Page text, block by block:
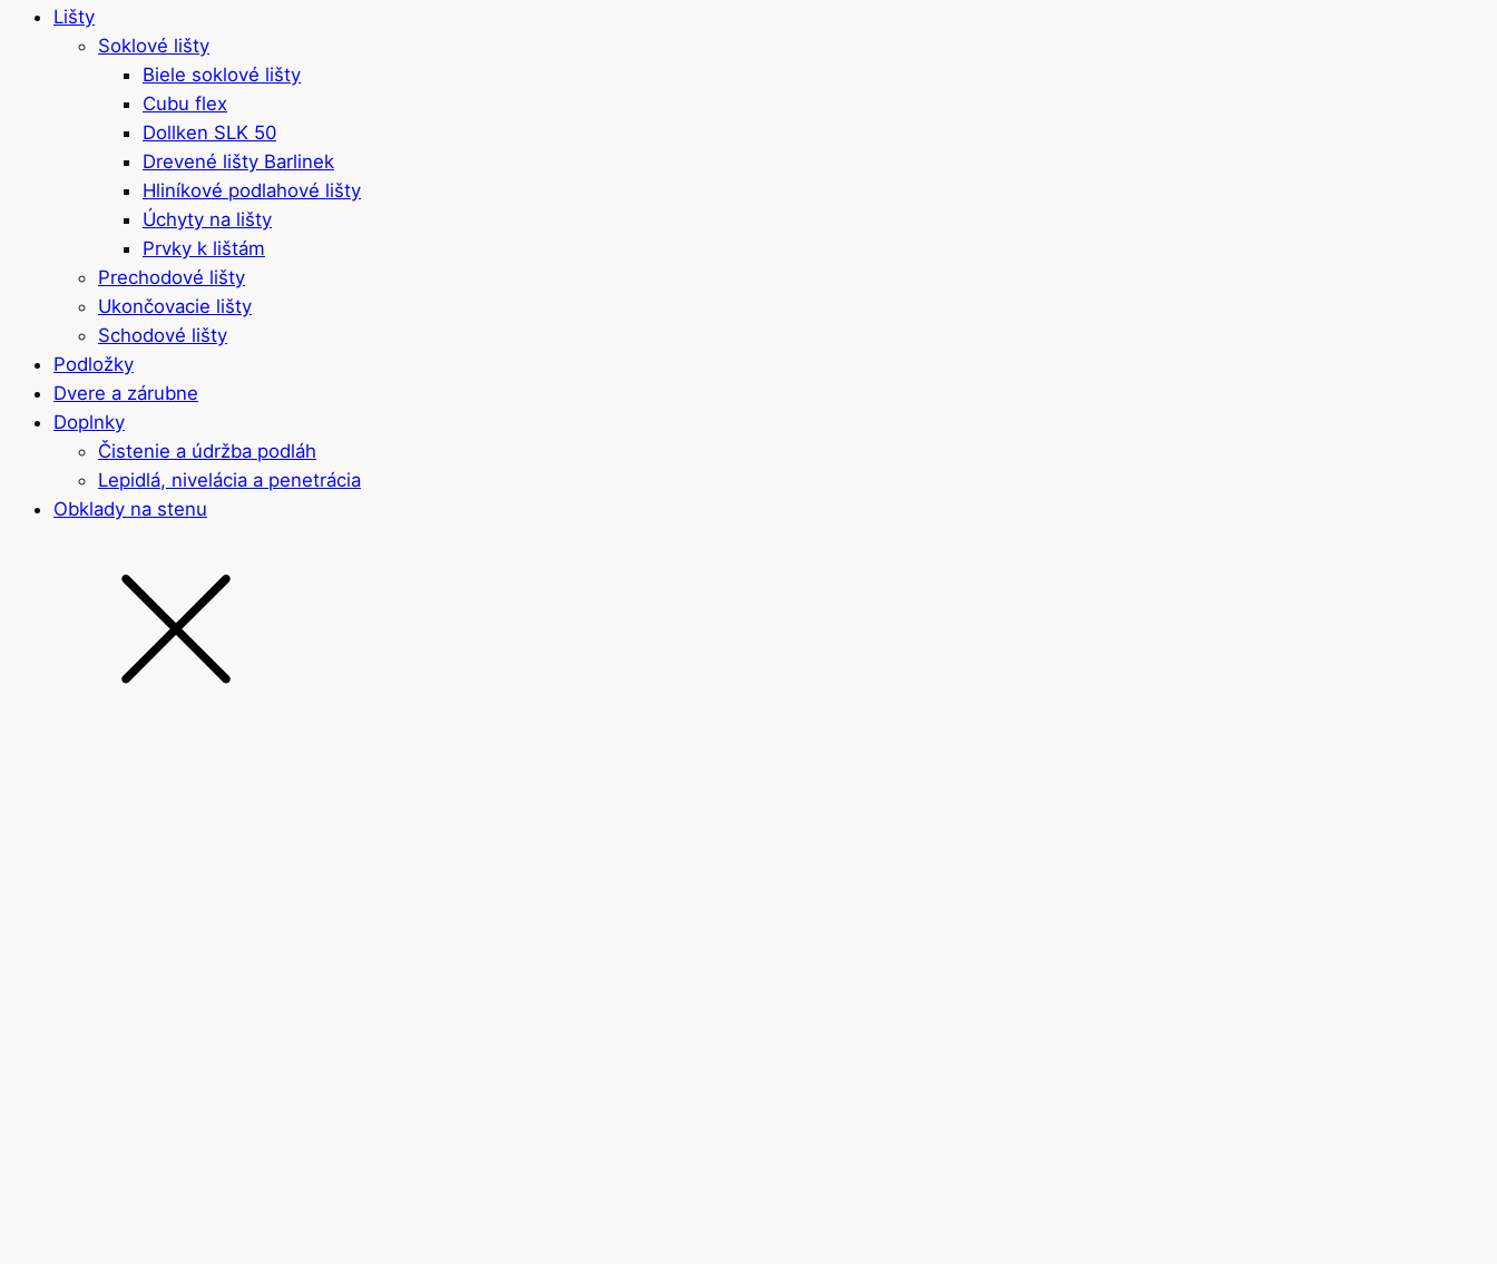
Lišty
Soklové lišty
Biele soklové lišty
Cubu flex
Dollken SLK 50
Drevené lišty Barlinek
Hliníkové podlahové lišty
Úchyty na lišty
Prvky k lištám
Prechodové lišty
Ukončovacie lišty
Schodové lišty
Podložky
Dvere a zárubne
Doplnky
Čistenie a údržba podláh
Lepidlá, nivelácia a penetrácia
Obklady na stenu